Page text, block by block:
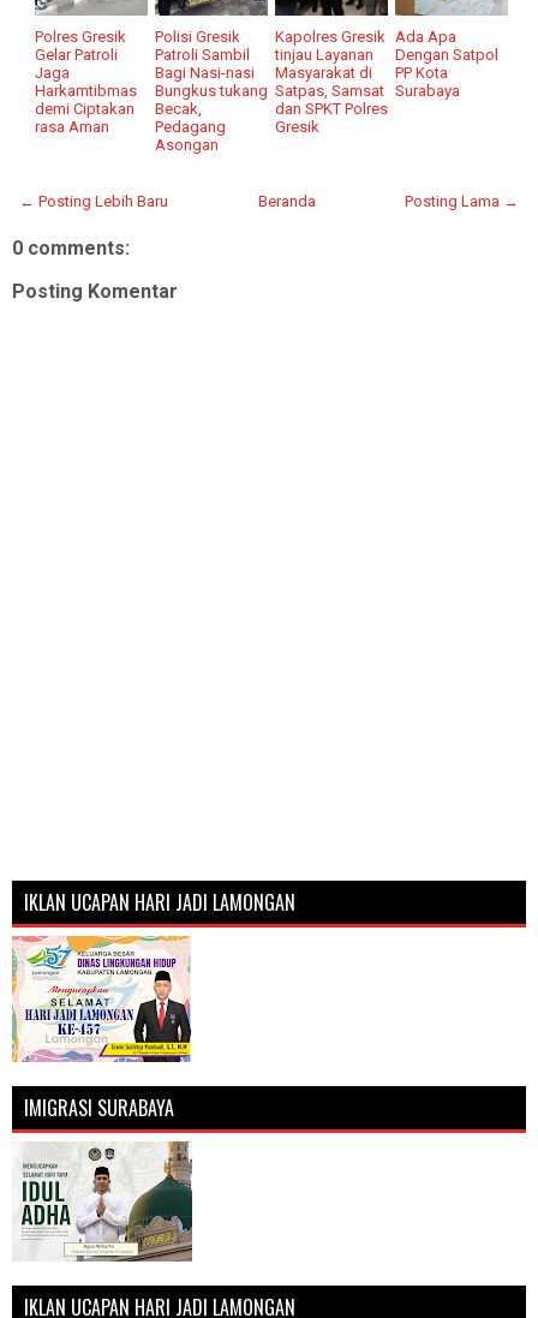
Polres Gresik
Gelar Patroli
Jaga
Harkamtibmas
demi Ciptakan
rasa Aman
Polisi Gresik
Patroli Sambil
Bagi Nasi-nasi
Bungkus tukang
Becak,
Pedagang
Asongan
Kapolres Gresik
tinjau Layanan
Masyarakat di
Satpas, Samsat
dan SPKT Polres
Gresik
Ada Apa
Dengan Satpol
PP Kota
Surabaya
← Posting Lebih Baru Posting Lama →
Beranda
0 comments:
Posting Komentar
IKLAN UCAPAN HARI JADI LAMONGAN
IMIGRASI SURABAYA
IKLAN UCAPAN HARI JADI LAMONGAN